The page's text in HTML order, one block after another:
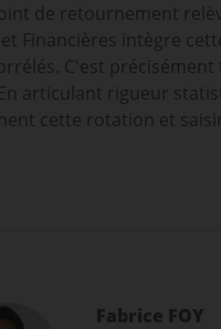
de retournement
Financières intègre
C'est
articulant rigueur
cette rotation et
Fabrice FOY